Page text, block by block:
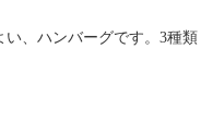
、ハンバーグです。3種類